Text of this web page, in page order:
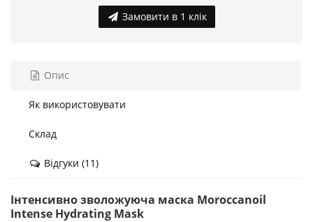
Замовити в 1 клік
Опис
Як використовувати
Склад
Відгуки (11)
Інтенсивно зволожуюча маска Moroccanoil
Intense Hydrating Mask